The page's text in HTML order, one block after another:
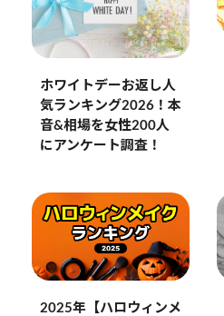
ホワイトデーお返し人
気ランキング2026！本
音&相場を女性200人
にアンケート調査！
2025年【ハロウィンメ